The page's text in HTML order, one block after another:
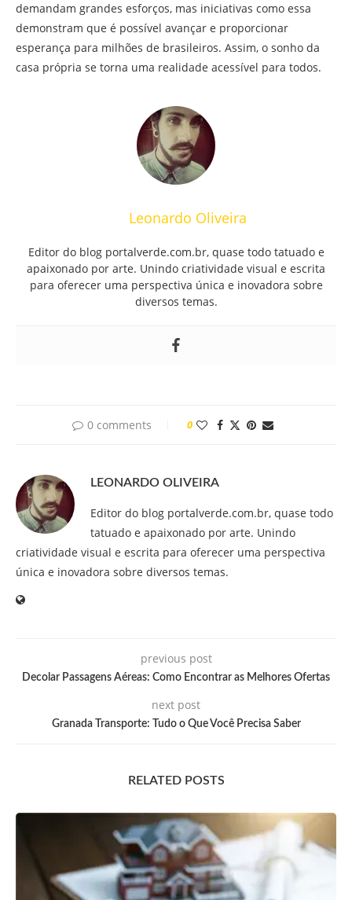
demandam grandes esforços, mas iniciativas como essa
demonstram que é possível avançar e proporcionar
esperança para milhões de brasileiros. Assim, o sonho da
casa própria se torna uma realidade acessível para todos.
Leonardo Oliveira
Editor do blog portalverde.com.br, quase todo tatuado e
apaixonado por arte. Unindo criatividade visual e escrita
para oferecer uma perspectiva única e inovadora sobre
diversos temas.
0 comments 0
LEONARDO OLIVEIRA
Editor do blog portalverde.com.br, quase todo
tatuado e apaixonado por arte. Unindo
criatividade visual e escrita para oferecer uma perspectiva
única e inovadora sobre diversos temas.
previous post
Decolar Passagens Aéreas: Como Encontrar as Melhores Ofertas
next post
Granada Transporte: Tudo o Que Você Precisa Saber
RELATED POSTS